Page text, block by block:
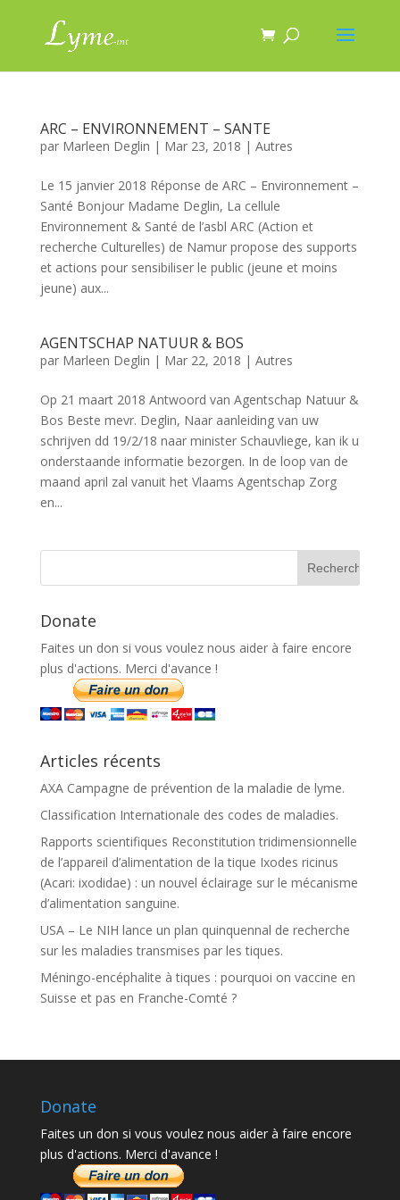
ARC – ENVIRONNEMENT – SANTE
par Marleen Deglin | Mar 23, 2018 | Autres
Le 15 janvier 2018 Réponse de ARC – Environnement –
Santé Bonjour Madame Deglin, La cellule
Environnement & Santé de l’asbl ARC (Action et
recherche Culturelles) de Namur propose des supports
et actions pour sensibiliser le public (jeune et moins
jeune) aux...
AGENTSCHAP NATUUR & BOS
par Marleen Deglin | Mar 22, 2018 | Autres
Op 21 maart 2018 Antwoord van Agentschap Natuur &
Bos Beste mevr. Deglin, Naar aanleiding van uw
schrijven dd 19/2/18 naar minister Schauvliege, kan ik u
onderstaande informatie bezorgen. In de loop van de
maand april zal vanuit het Vlaams Agentschap Zorg
en...
Donate
Faites un don si vous voulez nous aider à faire encore
plus d'actions. Merci d'avance !
Articles récents
AXA Campagne de prévention de la maladie de lyme.
Classification Internationale des codes de maladies.
Rapports scientifiques Reconstitution tridimensionnelle
de l’appareil d’alimentation de la tique Ixodes ricinus
(Acari: ixodidae) : un nouvel éclairage sur le mécanisme
d’alimentation sanguine.
USA – Le NIH lance un plan quinquennal de recherche
sur les maladies transmises par les tiques.
Méningo-encéphalite à tiques : pourquoi on vaccine en
Suisse et pas en Franche-Comté ?
Donate
Faites un don si vous voulez nous aider à faire encore
plus d'actions. Merci d'avance !